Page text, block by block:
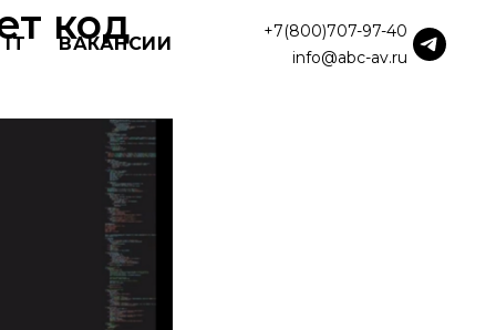
ВАКАНСИИ
+7(800)707-97-40
info@abc-av.ru
код